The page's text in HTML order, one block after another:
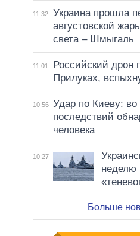
11:32
Украина прошла
августовской
света – Шмыгаль
11:01
Российский дрон
Прилуках,
10:56 Удар по Киеву:
последствий
человека
10:27
неделю
Больше